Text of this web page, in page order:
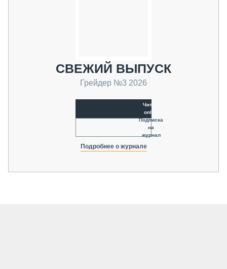
СВЕЖИЙ ВЫПУСК
Грейдер №3 2026
Читать
online
Подписка
на
журнал
Подробнее о журнале